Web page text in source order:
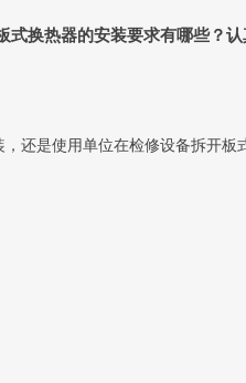
式换热器的安装要求有哪些？
还是使用单位在检修设备拆开板